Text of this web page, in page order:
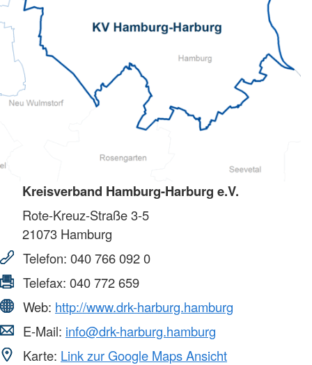
Kreisverband Hamburg-Harburg e.V.
Rote-Kreuz-Straße 3-5
21073 Hamburg
Telefon: 040 766 092 0
Telefax: 040 772 659
Web: http://www.drk-harburg.hamburg
E-Mail: info@drk-harburg.hamburg
Karte: Link zur Google Maps Ansicht